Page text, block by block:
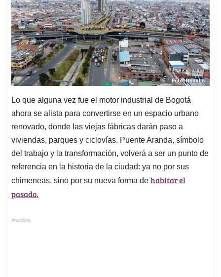
Lo que alguna vez fue el motor industrial de Bogotá
ahora se alista para convertirse en un espacio urbano
renovado, donde las viejas fábricas darán paso a
viviendas, parques y ciclovías. Puente Aranda, símbolo
del trabajo y la transformación, volverá a ser un punto de
referencia en la historia de la ciudad: ya no por sus
chimeneas, sino por su nueva forma de habitar el
pasado.
Anuncios.